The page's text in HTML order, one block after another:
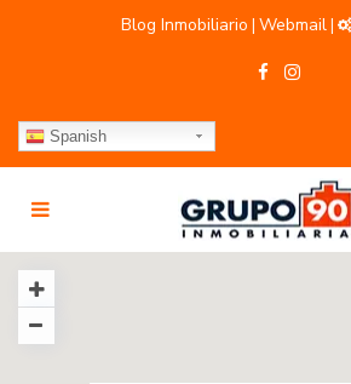
Blog Inmobiliario | Webmail|
Spanish